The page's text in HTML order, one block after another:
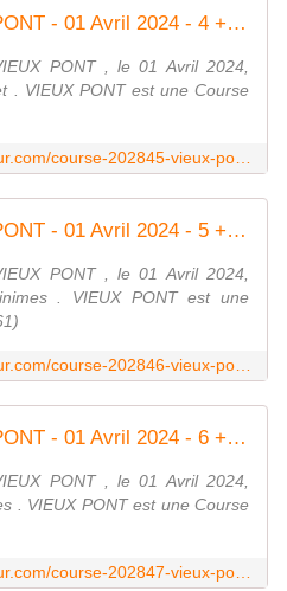
Course FSGT, VIEUX PONT - 01 Avril 2024 - 4 + Cadet
PONT , le 01 Avril 2024,
. VIEUX PONT est une Course
Course FSGT, VIEUX PONT - 01 Avril 2024 - 5 + Minimes
PONT , le 01 Avril 2024,
. VIEUX PONT est une
Course FSGT, VIEUX PONT - 01 Avril 2024 - 6 + Dames
PONT , le 01 Avril 2024,
. VIEUX PONT est une Course